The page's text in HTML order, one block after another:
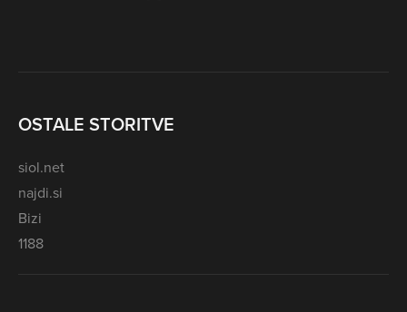
OSTALE STORITVE
siol.net
najdi.si
Bizi
1188